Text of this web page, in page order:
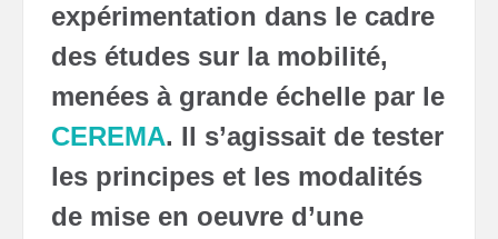
expérimentation dans le cadre
des études sur la mobilité,
menées à grande échelle par le
CEREMA. Il s’agissait de tester
les principes et les modalités
de mise en oeuvre d’une